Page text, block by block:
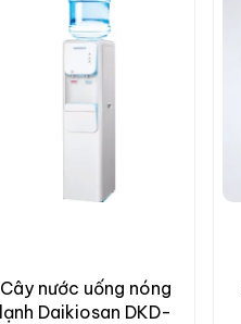
Cây nước uống nóng
lạnh Daikiosan DKD-